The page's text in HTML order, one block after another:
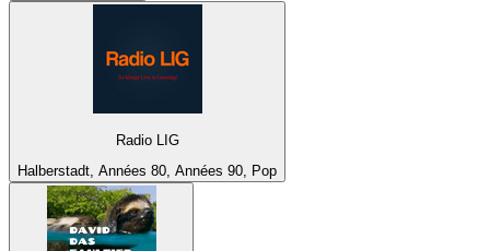
Radio LIG
Halberstadt, Années 80, Années 90, Pop